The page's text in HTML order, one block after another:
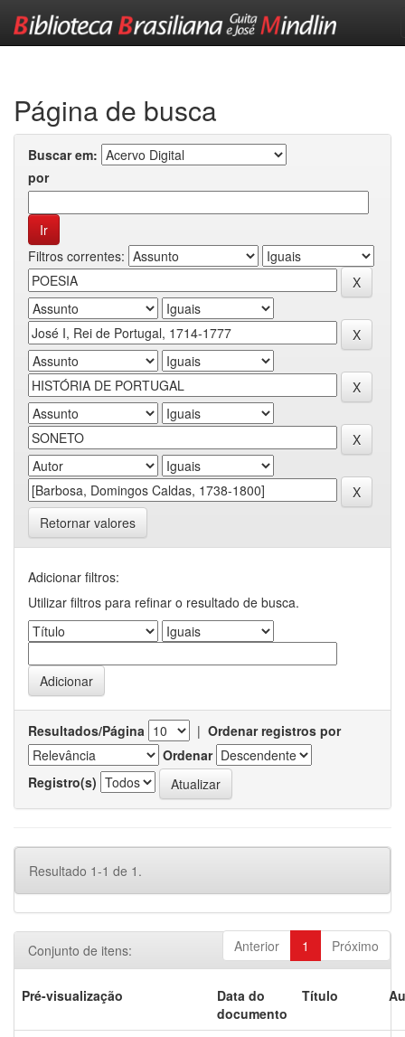
Página de busca
Buscar em:
por
Filtros correntes:
Retornar valores
Adicionar filtros:
Utilizar filtros para refinar o resultado de busca.
Resultados/Página | Ordenar registros por
Ordenar
Registro(s)
Resultado 1-1 de 1.
Anterior 1 Próximo
Conjunto de itens:
Pré-visualização
Data do
documento
Título